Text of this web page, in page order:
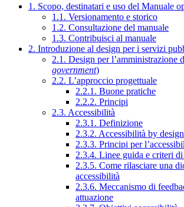
1. Scopo, destinatari e uso del Manuale
1.1. Versionamento e storico
1.2. Consultazione del manuale
1.3. Contribuisci al manuale
2. Introduzione al design per i servizi
2.1. Design per l’amministrazione
government)
2.2. L’approccio progettuale
2.2.1. Buone pratiche
2.2.2. Principi
2.3. Accessibilità
2.3.1. Definizione
2.3.2. Accessibilità by design
2.3.3. Principi per
2.3.4. Linee guida e criteri di
2.3.5. Come rilasciare una
accessibilità
2.3.6. Meccanismo di
attuazione